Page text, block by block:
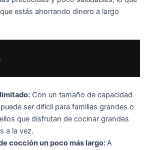
estás ahorrando dinero a largo
Con un tamaño de capacidad
ser difícil para familias grandes o
que disfrutan de cocinar grandes
a la vez.
cocción un poco más largo:A